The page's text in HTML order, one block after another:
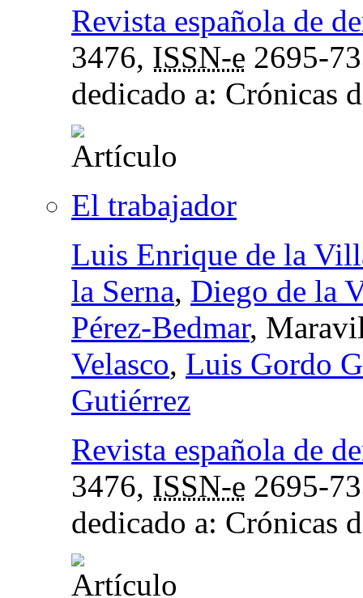
Revista española de
3476, ISSN-e 2695-
dedicado a: Crónicas
El trabajador
Luis Enrique de la
la Serna, Diego de la
Pérez-Bedmar,
Velasco, Luis Gordo
Gutiérrez
Revista española de
3476, ISSN-e 2695-
dedicado a: Crónicas